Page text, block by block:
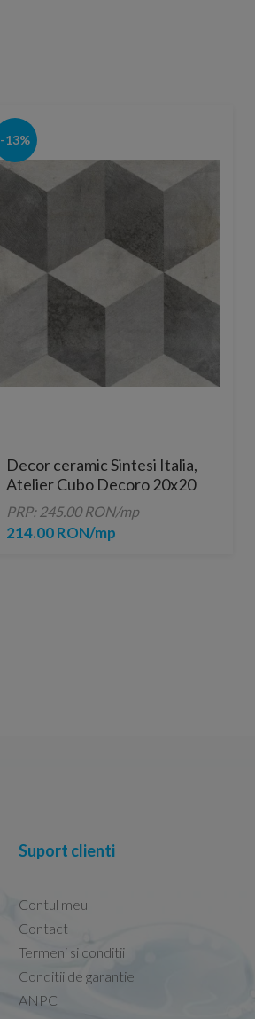
-13%
Decor ceramic Sintesi Italia,
Atelier Cubo Decoro 20x20
cm
PRP: 245.00 RON/mp
214.00 RON/mp
Capacele Grohe sunt de bună calitate și se
Marius -08.02.2026
Suport clienti
Contul meu
Contact
Termeni si conditii
Conditii de garantie
ANPC